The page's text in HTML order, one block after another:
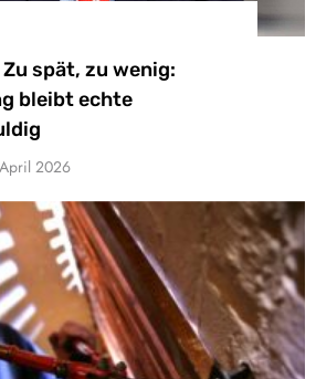
spät, zu wenig:
bleibt echte
2026